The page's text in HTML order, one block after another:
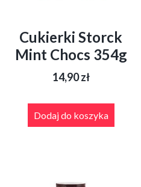
Cukierki Storck
Mint Chocs 354g
14,90zł
Dodaj do koszyka